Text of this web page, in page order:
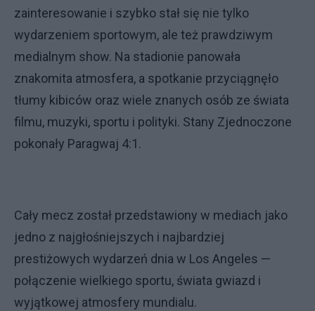
zainteresowanie i szybko stał się nie tylko
wydarzeniem sportowym, ale też prawdziwym
medialnym show. Na stadionie panowała
znakomita atmosfera, a spotkanie przyciągnęło
tłumy kibiców oraz wiele znanych osób ze świata
filmu, muzyki, sportu i polityki. Stany Zjednoczone
pokonały Paragwaj 4:1.
Cały mecz został przedstawiony w mediach jako
jedno z najgłośniejszych i najbardziej
prestiżowych wydarzeń dnia w Los Angeles —
połączenie wielkiego sportu, świata gwiazd i
wyjątkowej atmosfery mundialu.